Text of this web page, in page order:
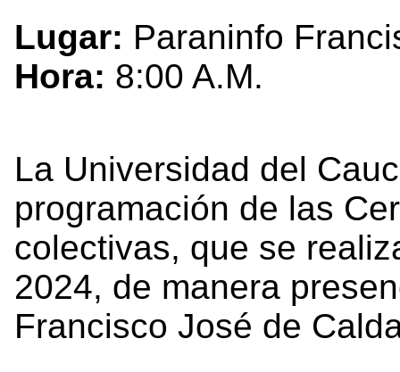
Lugar: Paraninfo
Hora: 8:00 A.M.
La Universidad del
programación de las
colectivas, que se
2024, de manera
Francisco José de